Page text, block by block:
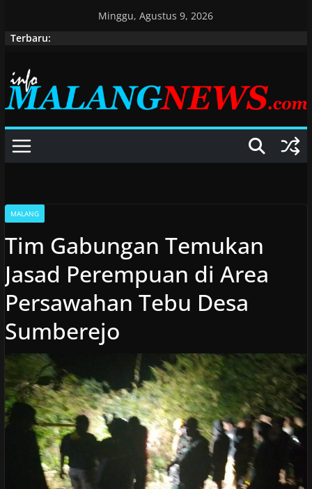
Minggu, Agustus 9, 2026
Terbaru:
MALANG
Tim Gabungan Temukan
Jasad Perempuan di Area
Persawahan Tebu Desa
Sumberejo